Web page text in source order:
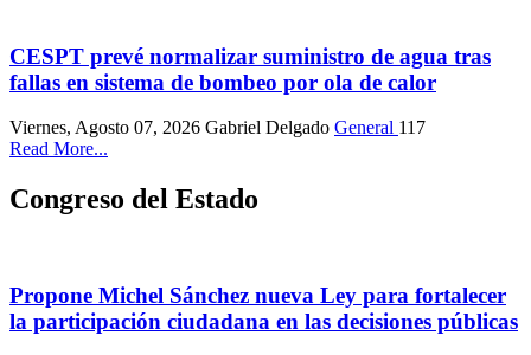
CESPT prevé normalizar suministro de agua tras
fallas en sistema de bombeo por ola de calor
Viernes, Agosto 07, 2026 Gabriel Delgado General 117
Read More...
Congreso del Estado
Propone Michel Sánchez nueva Ley para fortalecer
la participación ciudadana en las decisiones públicas